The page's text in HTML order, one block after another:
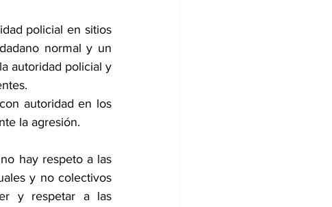
policial en sitios
normal y un
autoridad policial y
autoridad en los
la agresión.
hay respeto a las
y no colectivos
y respetar a las